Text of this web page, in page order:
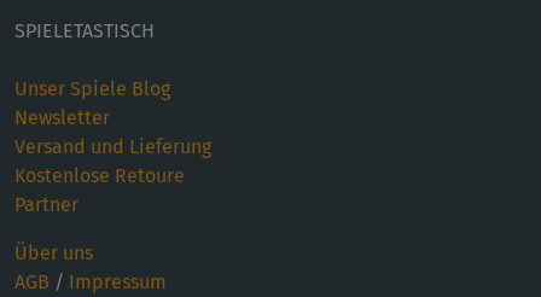
SPIELETASTISCH
Unser Spiele Blog
Newsletter
Versand und Lieferung
Kostenlose Retoure
Partner
Über uns
AGB / Impressum